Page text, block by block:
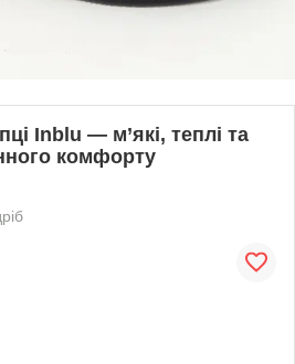
Inblu — м’які, теплі та
комфорту